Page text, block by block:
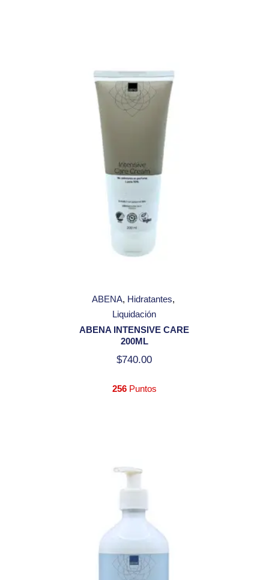
ABENA Hidratantes
Liquidación
ABENA INTENSIVE CARE
200ML
$740.00
256Puntos